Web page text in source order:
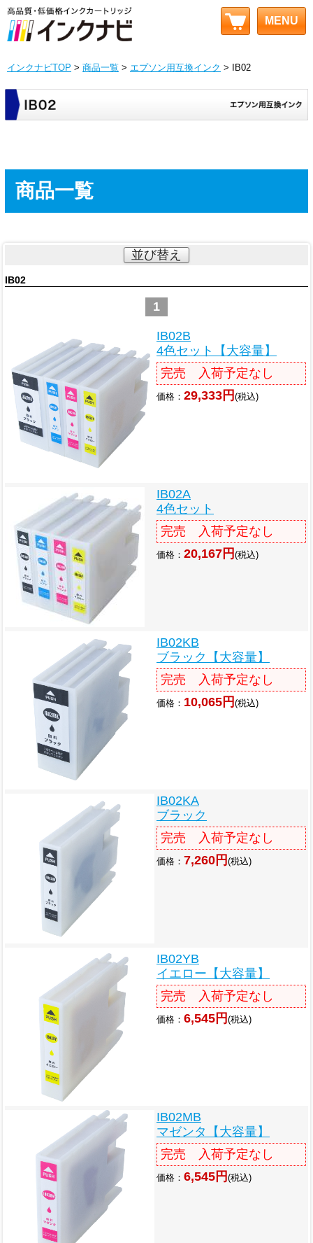
MENU
インクナビTOP > 商品一覧 > エプソン用互換インク > IB02
商品一覧
並び替え
IB02
1
IB02B
4色セット【大容量】
完売 入荷予定なし
価格： 29,333円 (税込)
IB02A
4色セット
完売 入荷予定なし
価格： 20,167円 (税込)
IB02KB
ブラック【大容量】
完売 入荷予定なし
価格： 10,065円 (税込)
IB02KA
ブラック
完売 入荷予定なし
価格： 7,260円 (税込)
IB02YB
イエロー【大容量】
完売 入荷予定なし
価格： 6,545円 (税込)
IB02MB
マゼンタ【大容量】
完売 入荷予定なし
価格： 6,545円 (税込)